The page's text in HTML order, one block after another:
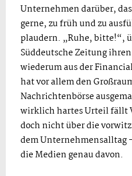
Unternehmen darüber,
gerne, zu früh und zu
plaudern. „Ruhe, bitte!“,
Süddeutsche Zeitung
wiederum aus der
hat vor allem den
Nachrichtenbörse
wirklich hartes Urteil fällt
doch nicht über die
dem Unternehmensalltag
die Medien genau davon.